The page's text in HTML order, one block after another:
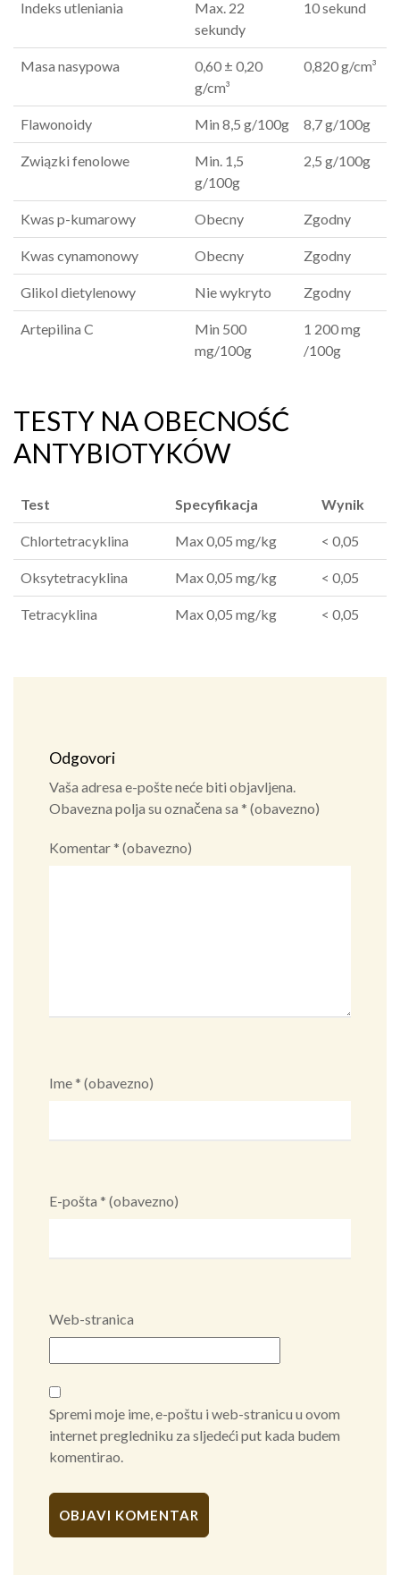
Indeks utleniania
Max. 22
sekundy
10 sekund
Masa nasypowa
0,60 ± 0,20
g/cm³
0,820 g/cm³
Flawonoidy Min 8,5 g/100g 8,7 g/100g
Związki fenolowe
Min. 1,5
g/100g
2,5 g/100g
Kwas p-kumarowy Obecny Zgodny
Kwas cynamonowy Obecny Zgodny
Glikol dietylenowy Nie wykryto Zgodny
Artepilina C
Min 500
mg/100g
1 200 mg
/100g
TESTY NA OBECNOŚĆ
ANTYBIOTYKÓW
Test Specyfikacja Wynik
Chlortetracyklina Max 0,05 mg/kg < 0,05
Oksytetracyklina Max 0,05 mg/kg < 0,05
Tetracyklina Max 0,05 mg/kg < 0,05
Odgovori
Vaša adresa e-pošte neće biti objavljena.
Obavezna polja su označena sa * (obavezno)
Komentar* (obavezno)
Ime* (obavezno)
E-pošta * (obavezno)
Web-stranica
Spremi moje ime, e-poštu i web-stranicu u ovom
internet pregledniku za sljedeći put kada budem
komentirao.